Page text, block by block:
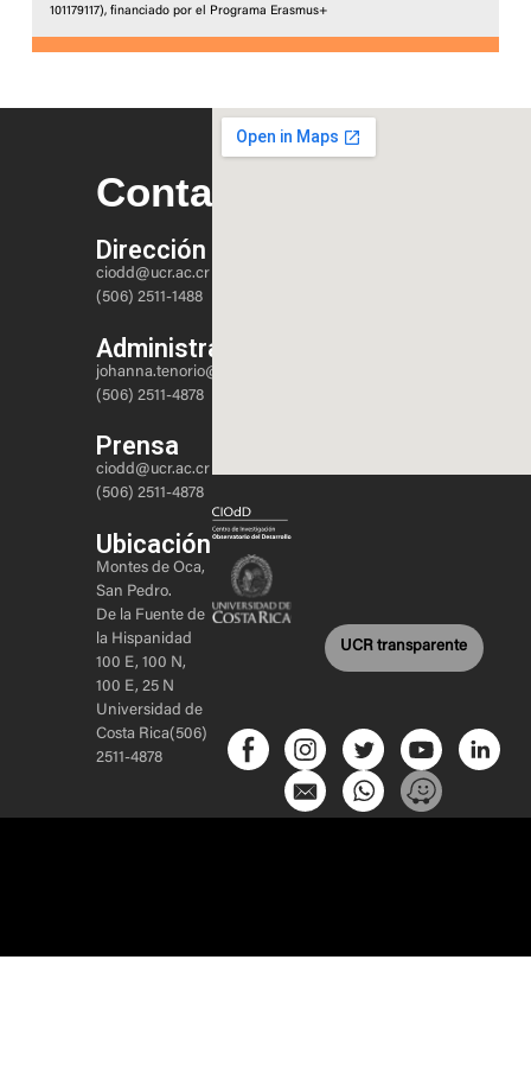
101179117), financiado por el Programa Erasmus+
Contacto
Dirección
ciodd@ucr.ac.cr
(506) 2511-1488
Administración
johanna.tenorio@ucr.ac.cr
(506) 2511-4878
Prensa
ciodd@ucr.ac.cr
(506) 2511-4878
Ubicación
Montes de Oca,
San Pedro.
De la Fuente de
la Hispanidad
100 E, 100 N,
100 E, 25 N
Universidad de
Costa Rica(506)
2511-4878
UCR transparente